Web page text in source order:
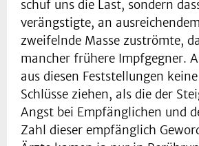
schuf uns die Last, sondern
verängstigte, an
zweifelnde Masse zuströmte,
mancher frühere Impfgegner.
aus diesen Feststellungen
Schlüsse ziehen, als die der
Angst bei Empfänglichen und
Zahl dieser empfänglich